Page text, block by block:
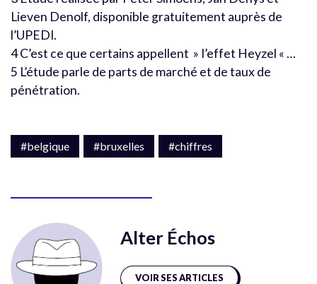
Lieven Denolf, disponible gratuitement auprès de
l’UPEDI.
4 C’est ce que certains appellent » I’effet Heyzel « …
5 L’étude parle de parts de marché et de taux de
pénétration.
#belgique #bruxelles #chiffres
Alter Échos
VOIR SES ARTICLES